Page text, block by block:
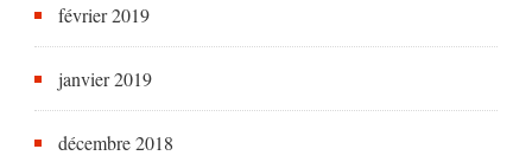
février 2019
janvier 2019
décembre 2018